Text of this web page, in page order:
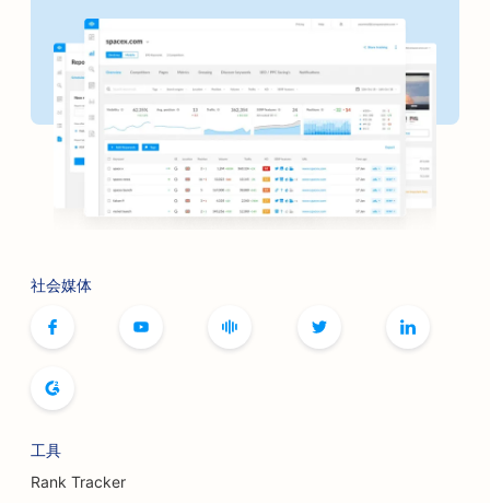
社会媒体
工具
Rank Tracker